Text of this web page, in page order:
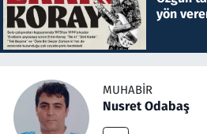
yön
MUHABIR
Nusret Odabaş